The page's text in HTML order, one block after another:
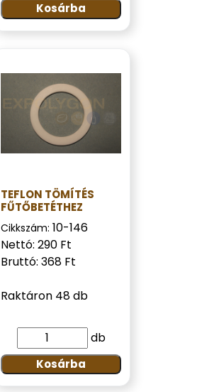
Kosárba
TEFLON TÖMÍTÉS
FŰTŐBETÉTHEZ
Cikkszám: 10-146
Nettó: 290 Ft
Bruttó: 368 Ft
Raktáron 48 db
db
Kosárba